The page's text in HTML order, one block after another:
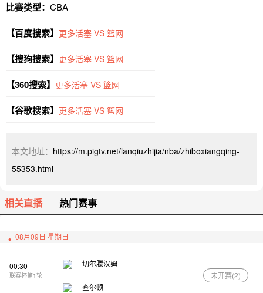
比赛类型： CBA
【百度搜索】 更多活塞 VS 篮网
【搜狗搜索】 更多活塞 VS 篮网
【360搜索】 更多活塞 VS 篮网
【谷歌搜索】 更多活塞 VS 篮网
本文地址： https://m.pigtv.net/lanqiuzhijia/nba/zhiboxiangqing-
55353.html
相关直播 热门赛事
08月09日 星期日
00:30
联赛杯第1轮
切尔滕汉姆
查尔顿
未开赛(2)